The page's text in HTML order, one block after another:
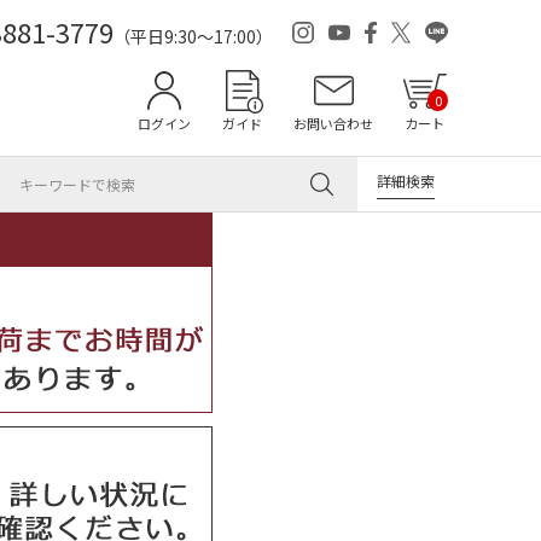
3779 （平日9:30～17:00）
ログイン ガイド お問い合わせ カート
0
詳細検索